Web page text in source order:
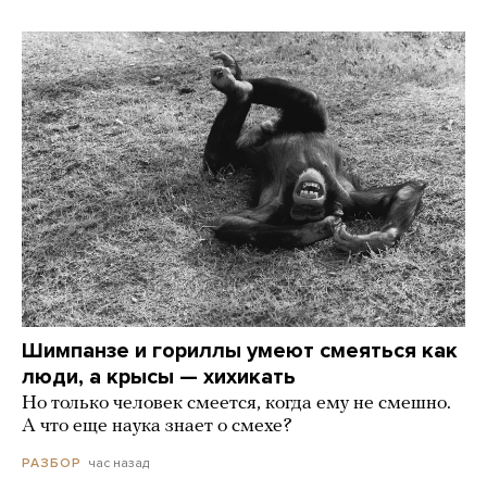
Шимпанзе и гориллы умеют смеяться как
люди, а крысы — хихикать
Но только человек смеется, когда ему не смешно.
А что еще наука знает о смехе?
РАЗБОР час назад